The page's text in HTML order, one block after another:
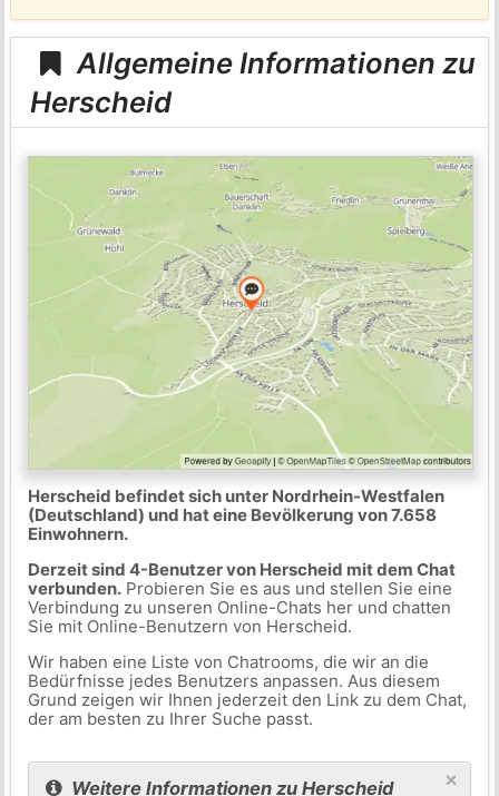
Allgemeine Informationen zu
Herscheid
Herscheid befindet sich unter Nordrhein-Westfalen
(Deutschland) und hat eine Bevölkerung von 7.658
Einwohnern.
Derzeit sind 4-Benutzer von Herscheid mit dem Chat
verbunden.Probieren Sie es aus und stellen Sie eine
Verbindung zu unseren Online-Chats her und chatten
Sie mit Online-Benutzern von Herscheid.
Wir haben eine Liste von Chatrooms, die wir an die
Bedürfnisse jedes Benutzers anpassen. Aus diesem
Grund zeigen wir Ihnen jederzeit den Link zu dem Chat,
der am besten zu Ihrer Suche passt.
×
Weitere Informationen zu Herscheid